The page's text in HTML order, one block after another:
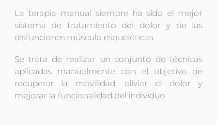
La terapia manual siempre ha sido el mejor
sistema de tratamiento del dolor y de las
disfunciones músculo esqueléticas.
Se trata de realizar un conjunto de técnicas
aplicadas manualmente con el objetivo de
recuperar la movilidad, aliviar el dolor y
mejorar la funcionalidad del individuo.